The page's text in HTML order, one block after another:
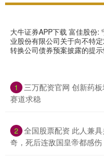
大牛证券APP下载 富佳股份:
业股份有限公司关于向不特
转换公司债券预案披露的提
1
三万配资官网 创新药
赛道求稳
2 全国股票配资 此人兼
奇，死后连敌国皇帝都感伤